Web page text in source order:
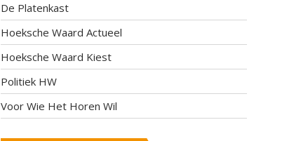
De Platenkast
Hoeksche Waard Actueel
Hoeksche Waard Kiest
Politiek HW
Voor Wie Het Horen Wil